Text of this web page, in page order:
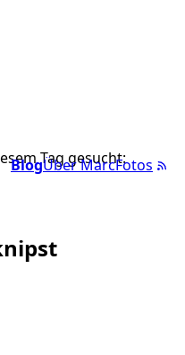
BlogÜber MarcFotos
Tag gesucht: